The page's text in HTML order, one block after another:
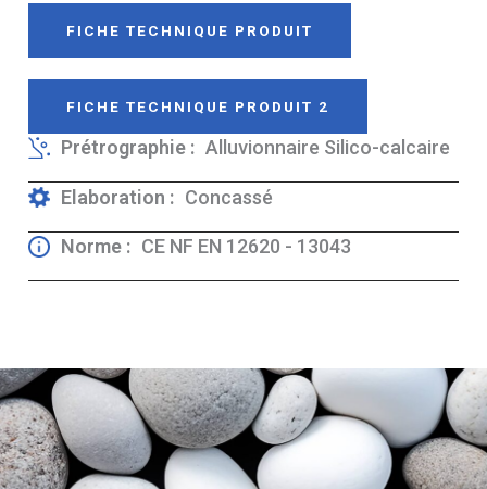
FICHE TECHNIQUE PRODUIT
FICHE TECHNIQUE PRODUIT 2
Prétrographie : Alluvionnaire Silico-calcaire
Elaboration : Concassé
Norme : CE NF EN 12620 - 13043